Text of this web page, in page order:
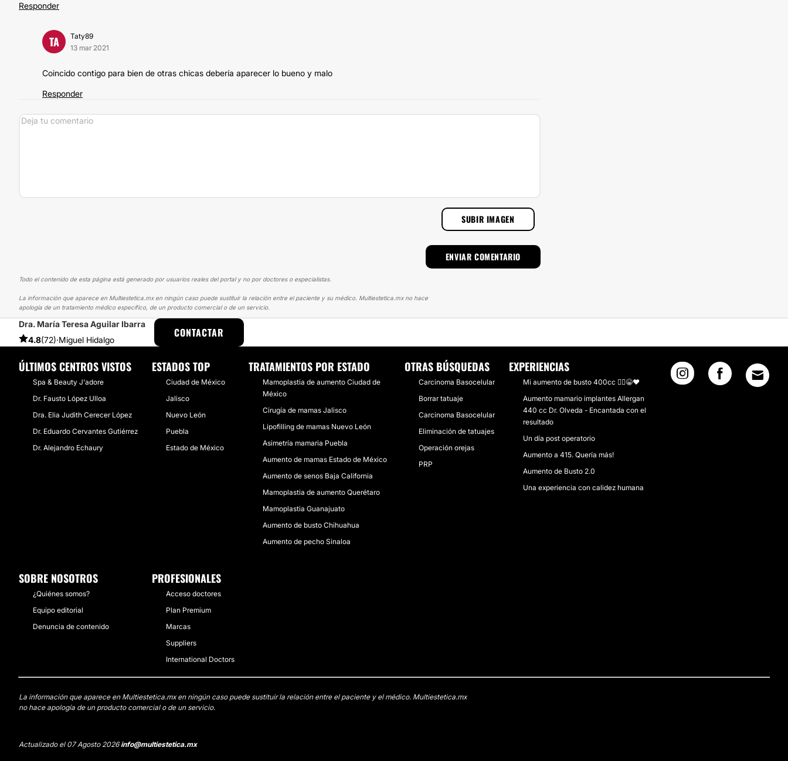
Responder
TA
Taty89
13 mar 2021
Coincido contigo para bien de otras chicas debería aparecer lo bueno y malo
Responder
SUBIR IMAGEN
Todo el contenido de esta página está generado por usuarios reales del portal y no por doctores o especialistas.
La información que aparece en Multiestetica.mx en ningún caso puede sustituir la relación entre el paciente y su médico. Multiestetica.mx no hace
apología de un tratamiento médico específico, de un producto comercial o de un servicio.
Dra. María Teresa Aguilar Ibarra
4.8(72)·Miguel Hidalgo
CONTACTAR
MULTIESTETICA EXPERIENCIAS EXPERIENCIAS SOBRE AUMENTO DE BUSTO
ÚLTIMOS CENTROS VISTOS
Spa & Beauty J'adore
Dr. Fausto López Ulloa
Dra. Elia Judith Cerecer López
Dr. Eduardo Cervantes Gutiérrez
Dr. Alejandro Echaury
ESTADOS TOP
Ciudad de México
Jalisco
Nuevo León
Puebla
Estado de México
TRATAMIENTOS POR ESTADO
Mamoplastia de aumento Ciudad de
México
Cirugía de mamas Jalisco
Lipofilling de mamas Nuevo León
Asimetría mamaria Puebla
Aumento de mamas Estado de México
Aumento de senos Baja California
Mamoplastia de aumento Querétaro
Mamoplastia Guanajuato
Aumento de busto Chihuahua
Aumento de pecho Sinaloa
OTRAS BÚSQUEDAS
Carcinoma Basocelular
Borrar tatuaje
Carcinoma Basocelular
Eliminación de tatuajes
Operación orejas
PRP
EXPERIENCIAS
Mi aumento de busto 400cc 🙋‍♀️😁❤
Aumento mamario implantes Allergan
440 cc Dr. Olveda - Encantada con el
resultado
Un día post operatorio
Aumento a 415. Quería más!
Aumento de Busto 2.0
Una experiencia con calidez humana
SOBRE NOSOTROS
¿Quiénes somos?
Equipo editorial
Denuncia de contenido
PROFESIONALES
Acceso doctores
Plan Premium
Marcas
Suppliers
International Doctors
La información que aparece en Multiestetica.mx en ningún caso puede sustituir la relación entre el paciente y el médico. Multiestetica.mx
no hace apología de un producto comercial o de un servicio.
Actualizado el 07 Agosto 2026info@multiestetica.mx